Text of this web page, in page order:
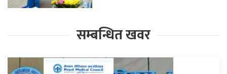
सम्बन्धित खवर